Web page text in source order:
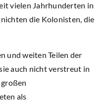
vielen Jahrhunderten in
die Kolonisten, die
und weiten Teilen der
auch nicht verstreut in
als